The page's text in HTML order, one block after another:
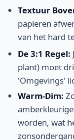
Textuur
papieren
van het hard
De 3:1 Regel:
plant) moet
'Omgevings'
Warm-Dim:
worden, wat